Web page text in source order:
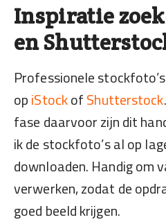
Inspiratie
en
Professionele
opiStockofShutterstock
fase daarvoor zijn dit
ik de stockfoto’s al op
downloaden. Handig om
verwerken, zodat de
goed beeld krijgen.